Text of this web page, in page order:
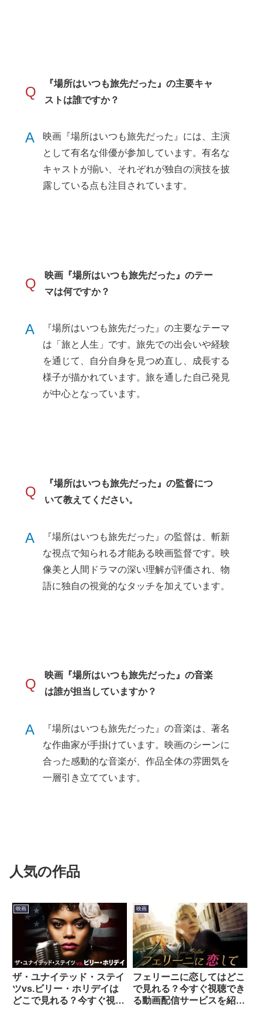
Q
『場所はいつも旅先だった』の主要キャ
ストは誰ですか？
A
映画『場所はいつも旅先だった』には、主演
として有名な俳優が参加しています。有名な
キャストが揃い、それぞれが独自の演技を披
露している点も注目されています。
Q
映画『場所はいつも旅先だった』のテー
マは何ですか？
A
『場所はいつも旅先だった』の主要なテーマ
は「旅と人生」です。旅先での出会いや経験
を通じて、自分自身を見つめ直し、成長する
様子が描かれています。旅を通した自己発見
が中心となっています。
Q
『場所はいつも旅先だった』の監督につ
いて教えてください。
A
『場所はいつも旅先だった』の監督は、斬新
な視点で知られる才能ある映画監督です。映
像美と人間ドラマの深い理解が評価され、物
語に独自の視覚的なタッチを加えています。
Q
映画『場所はいつも旅先だった』の音楽
は誰が担当していますか？
A
『場所はいつも旅先だった』の音楽は、著名
な作曲家が手掛けています。映画のシーンに
合った感動的な音楽が、作品全体の雰囲気を
一層引き立てています。
人気の作品
映画
ザ・ユナイテッド・ステイ
ツvs.ビリー・ホリデイは
どこで見れる？今すぐ視聴
映画
フェリーニに恋してはどこ
で見れる？今すぐ視聴でき
る動画配信サービスを紹